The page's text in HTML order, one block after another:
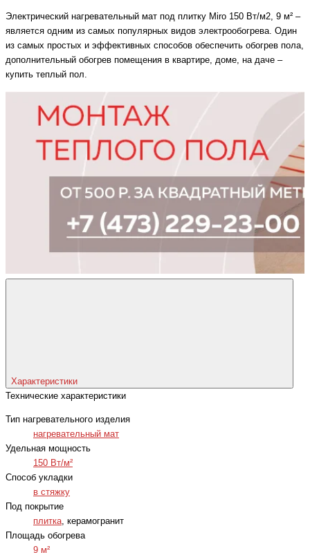
Электрический нагревательный мат под плитку Miro 150 Вт/м2, 9 м² –
является одним из самых популярных видов электрообогрева. Один
из самых простых и эффективных способов обеспечить обогрев пола,
дополнительный обогрев помещения в квартире, доме, на даче –
купить теплый пол.
Характеристики
Технические характеристики
Тип нагревательного изделия
нагревательный мат
Удельная мощность
150 Вт/м²
Способ укладки
в стяжку
Под покрытие
плитка, керамогранит
Площадь обогрева
9 м²